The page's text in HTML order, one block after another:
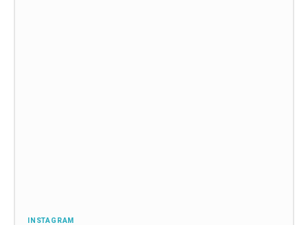
INSTAGRAM